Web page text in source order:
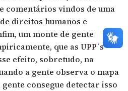
comentários vindos de uma
direitos humanos e
um monte de gente
que as UPP´s
efeito, sobretudo, na
a gente observa o mapa
consegue detectar isso